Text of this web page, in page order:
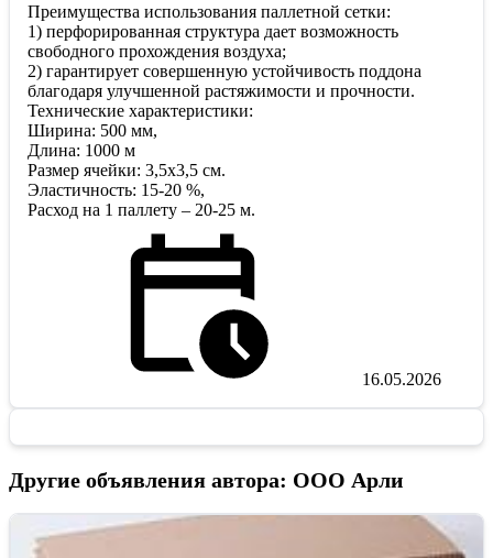
Преимущества использования паллетной сетки:
1) перфорированная структура дает возможность
свободного прохождения воздуха;
2) гарантирует совершенную устойчивость поддона
благодаря улучшенной растяжимости и прочности.
Технические характеристики:
Ширина: 500 мм,
Длина: 1000 м
Размер ячейки: 3,5х3,5 см.
Эластичность: 15-20 %,
Расход на 1 паллету – 20-25 м.
16.05.2026
Другие объявления автора: ООО Арли